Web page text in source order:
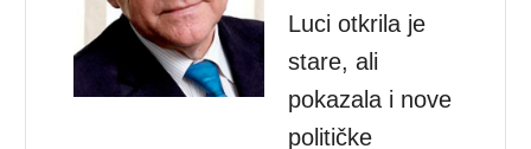
Luci otkrila je
stare, ali
pokazala i nove
političke